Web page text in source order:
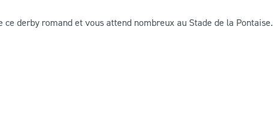
ce derby romand et vous attend nombreux au Stade de la Pontaise.